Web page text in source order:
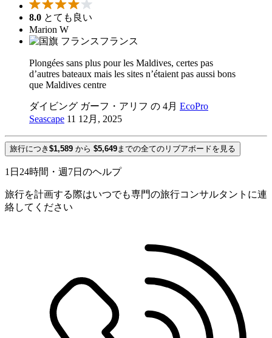
8.0 とても良い
Marion W
フランス
Plongées sans plus pour les Maldives, certes pas
d’autres bateaux mais les sites n’étaient pas aussi bons
que Maldives centre
ダイビング ガーフ・アリフ の 4月 EcoPro
Seascape 11 12月, 2025
旅行につき $1,589 から $5,649までの全てのリブアボードを見る
1日24時間・週7日のヘルプ
旅行を計画する際はいつでも専門の旅行コンサルタントに連
絡してください